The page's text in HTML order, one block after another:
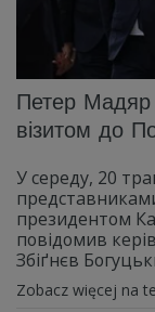
Петер Мадяр
візитом до
У середу, 20
президентом
повідомив
Збіґнєв
Zobacz więcej na